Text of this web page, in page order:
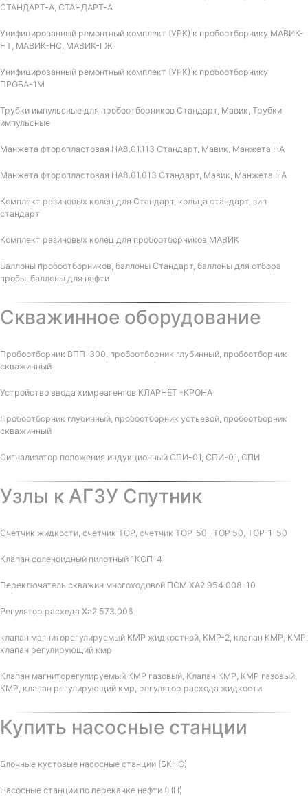
СТАНДАРТ-А, СТАНДАРТ-А
Унифицированный ремонтный комплект (УРК) к пробоотборнику МАВИК-
НТ, МАВИК-НС, МАВИК-ГЖ
Унифицированный ремонтный комплект (УРК) к пробоотборнику
ПРОБА-1М
Трубки импульсные для пробоотборников Стандарт, Мавик, Трубки
импульсные
Манжета фторопластовая НА8.01.113 Стандарт, Мавик, Манжета НА
Манжета фторопластовая НА8.01.013 Стандарт, Мавик, Манжета НА
Комплект резиновых колец для Стандарт, кольца стандарт, зип
стандарт
Комплект резиновых колец для пробоотборников МАВИК
Баллоны пробоотборников, баллоны Стандарт, баллоны для отбора
пробы, баллоны для нефти
Скважинное оборудование
Пробоотборник ВПП-300, пробоотборник глубинный, пробоотборник
скважинный
Устройство ввода химреагентов КЛАРНЕТ -КРОНА
Пробоотборник глубинный, пробоотборник устьевой, пробоотборник
скважинный
Сигнализатор положения индукционный СПИ-01, СПИ-01, СПИ
Узлы к АГЗУ Спутник
Счетчик жидкости, счетчик ТОР, счетчик ТОР-50 , ТОР 50, ТОР-1-50
Клапан соленоидный пилотный 1КСП-4
Переключатель скважин многоходовой ПСМ ХА2.954.008-10
Регулятор расхода Ха2.573.006
клапан магниторегулируемый КМР жидкостной, КМР-2, клапан КМР, КМР,
клапан регулирующий кмр
Клапан магниторегулируемый КМР газовый, Клапан КМР, КМР газовый,
КМР, клапан регулирующий кмр, регулятор расхода жидкости
Купить насосные станции
Блочные кустовые насосные станции (БКНС)
Насосные станции по перекачке нефти (НН)